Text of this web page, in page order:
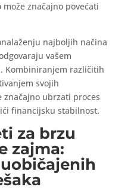
značajno povećati
najboljih načina
vašem
Kombiniranjem različitih
svojih
ubrzati proces
financijsku stabilnost.
za brzu
zajma: